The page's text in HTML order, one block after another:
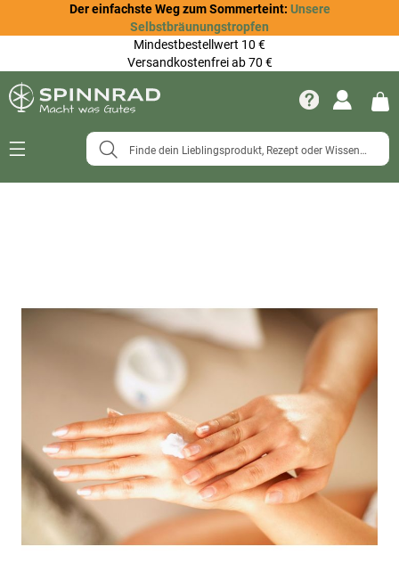
Der einfachste Weg zum Sommerteint: Unsere
Selbstbräunungstropfen
Mindestbestellwert 10 €
Versandkostenfrei ab 70 €
Navigation
Bildergalerie